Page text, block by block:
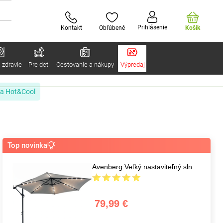
Kontakt Obľúbené Prihlásenie Košík
zdravie Pre deti Cestovanie a nákupy Výpredaj
Hot&Cool
Top novinka
79,99 €